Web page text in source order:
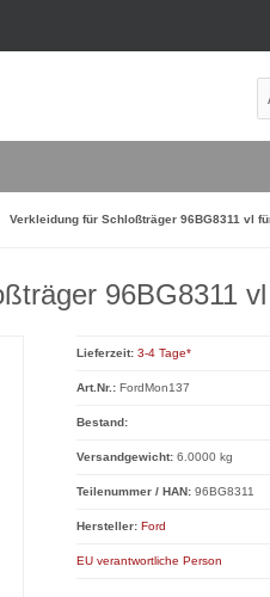
Verkleidung für Schloßträger 96BG8311 vl
96BG8311
Lieferzeit: 3-4 Tage*
Art.Nr.: FordMon137
Bestand:
Versandgewicht:6.0000 kg
Teilenummer / HAN:96BG8311
Hersteller: Ford
EU verantwortliche Person